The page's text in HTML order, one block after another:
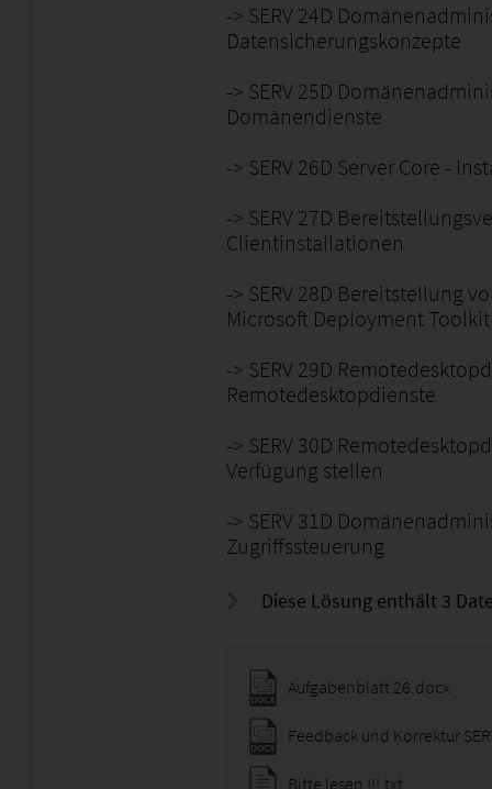
-> SERV 24D
Datensicherungskonzepte
-> SERV 25D
Domänendienste
-> SERV 26D Server Core -
-> SERV 27D
Clientinstallationen
-> SERV 28D Bereitstellung
Microsoft Deployment Toolkit
-> SERV 29D
Remotedesktopdienste
-> SERV 30D
Verfügung stellen
-> SERV 31D
Zugriffssteuerung
Diese Lösung enthält 3
Aufgabenblatt 26.docx
Feedback und Korrektur
Bitte lesen !!!.txt